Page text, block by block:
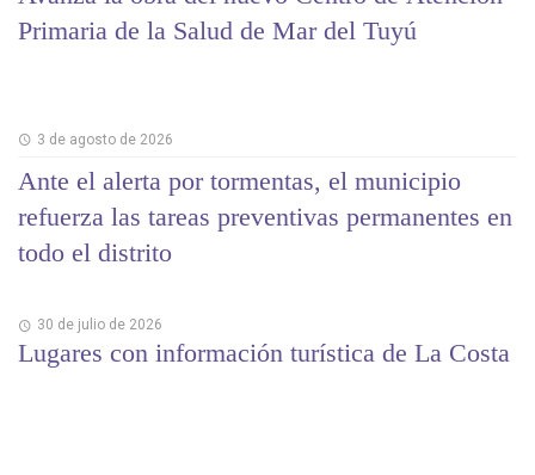
Primaria de la Salud de Mar del Tuyú
3 de agosto de 2026
Ante el alerta por tormentas, el municipio
refuerza las tareas preventivas permanentes en
todo el distrito
30 de julio de 2026
Lugares con información turística de La Costa